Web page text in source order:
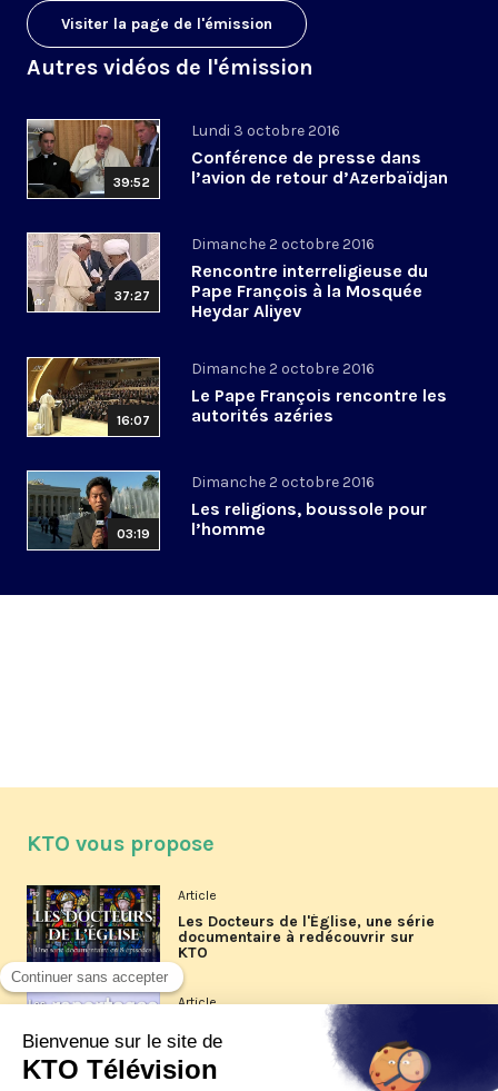
Visiter la page de l'émission
Autres vidéos de l'émission
39:52
Lundi 3 octobre 2016
Conférence de presse dans
l’avion de retour d’Azerbaïdjan
37:27
Dimanche 2 octobre 2016
Rencontre interreligieuse du
Pape François à la Mosquée
Heydar Aliyev
16:07
Dimanche 2 octobre 2016
Le Pape François rencontre les
autorités azéries
03:19
Dimanche 2 octobre 2016
Les religions, boussole pour
l’homme
KTO vous propose
Article
Les Docteurs de l'Église, une série
documentaire à redécouvrir sur
KTO
Article
Les reportages d'été 2026 de KTO